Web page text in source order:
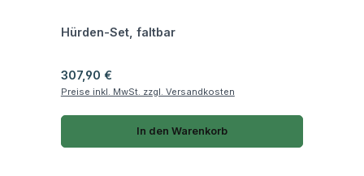
Hürden-Set, faltbar
Regulärer Preis:
307,90 €
Preise inkl. MwSt. zzgl. Versandkosten
In den Warenkorb